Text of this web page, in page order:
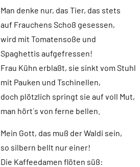
Man denke nur, das Tier, das stets
auf Frauchens Schoß gesessen,
wird mit Tomatensoße und
Spaghettis aufgefressen!
Frau Kühn erblaßt, sie sinkt vom Stuhl
mit Pauken und Tschinellen,
doch plötzlich springt sie auf voll Mut,
man hört´s von ferne bellen.
Mein Gott, das muß der Waldi sein,
so silbern bellt nur einer!
Die Kaffeedamen flöten süß: